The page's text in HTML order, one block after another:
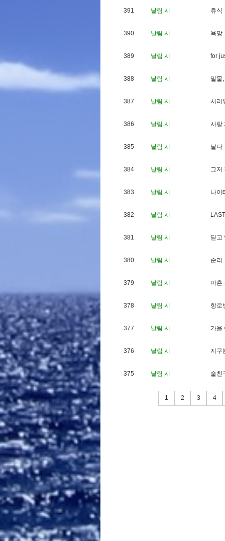
391 날림 시 휴식
390 날림 시 욕망
389 날림 시 for ju
388 날림 시 밀 물,
387 날림 시 서 러
386 날림 시 사랑
385 날림 시 날다
384 날림 시 그저
383 날림 시 나이
382 날림 시 LAST
381 날림 시 딛고
380 날림 시 순리
379 날림 시 마흔
378 날림 시 항로
377 날림 시 가을
376 날림 시 지 구
375 날림 시 술친
1 2 3 4